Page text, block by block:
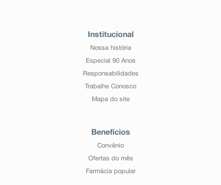
Institucional
Nossa história
Especial 90 Anos
Responsabilidades
Trabalhe Conosco
Mapa do site
Benefícios
Convênio
Ofertas do mês
Farmácia popular